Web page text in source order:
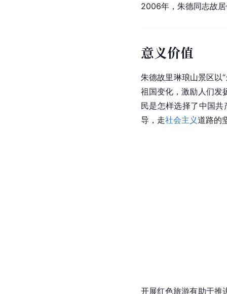
2006年，朱德同志故
意义价值
朱德故里琳琅山景区以
祖国变化，激励人们发
民是怎样选择了中国共
导，走社会主义道路的
开展红色旅游有助于推